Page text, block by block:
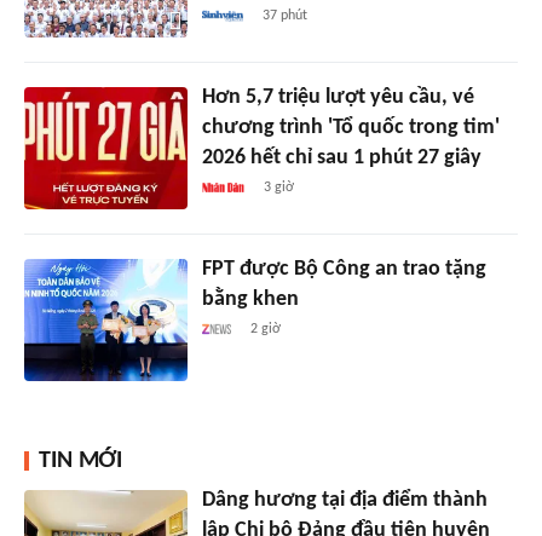
37 phút
Hơn 5,7 triệu lượt yêu cầu, vé
chương trình 'Tổ quốc trong tim'
2026 hết chỉ sau 1 phút 27 giây
3 giờ
FPT được Bộ Công an trao tặng
bằng khen
2 giờ
TIN MỚI
Dâng hương tại địa điểm thành
lập Chi bộ Đảng đầu tiên huyện